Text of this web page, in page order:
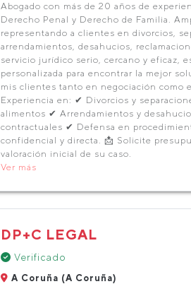
Abogado con más de 20 años de
Derecho Penal y Derecho de Familia.
representando a clientes en divorcios,
arrendamientos, desahucios,
servicio jurídico serio, cercano y eficaz,
personalizada para encontrar la mejor
mis clientes tanto en negociación como
Experiencia en: ✔ Divorcios y
alimentos ✔ Arrendamientos y
contractuales ✔ Defensa en
confidencial y directa. 📩 Solicite
valoración inicial de su caso.
Ver más
DP+C LEGAL
Verificado
A Coruña (A Coruña)